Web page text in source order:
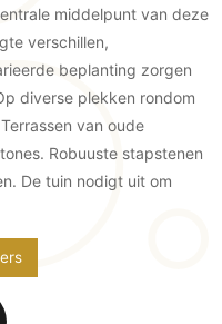
middelpunt van deze
verschillen,
beplanting zorgen
diverse plekken rondom
van oude
Robuuste stapstenen
De tuin nodigt uit om